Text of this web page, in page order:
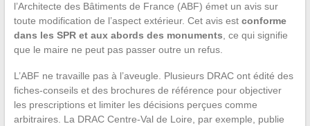
l’Architecte des Bâtiments de France (ABF) émet un avis sur
toute modification de l’aspect extérieur. Cet avis est conforme
dans les SPR et aux abords des monuments, ce qui signifie
que le maire ne peut pas passer outre un refus.
L’ABF ne travaille pas à l’aveugle. Plusieurs DRAC ont édité des
fiches-conseils et des brochures de référence pour objectiver
les prescriptions et limiter les décisions perçues comme
arbitraires. La DRAC Centre-Val de Loire, par exemple, publie